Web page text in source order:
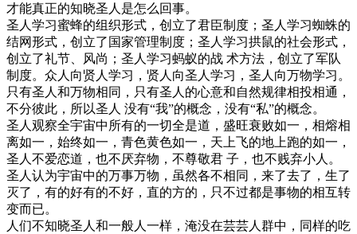
才能真正的知晓圣人是怎么回事。
圣人学习蜜蜂的组织形式，创立了君臣制度；圣人学习蜘蛛的
结网形式，创立了国家管理制度；圣人学习拱鼠的社会形式，
创立了礼节、风尚；圣人学习蚂蚁的战 术方法，创立了军队
制度。众人向贤人学习，贤人向圣人学习，圣人向万物学习。
只有圣人和万物相同，只有圣人的心意和自然规律相投相通，
不分彼此，所以圣人 没有“我”的概念，没有“私”的概念。
圣人观察全宇宙中所有的一切全是道，盛旺衰败如一，相熔相
离如一，始终如一，青色黄色如一，天上飞的地上跑的如一，
圣人不爱恋道，也不厌弃物，不尊敬君 子，也不贱弃小人。
圣人认为宇宙中的万事万物，虽然各不相同，来了去了，生了
灭了，有的好有的不好，直的方的，只不过都是事物的相互转
变而已。
人们不知晓圣人和一般人一样，淹没在芸芸人群中，同样的吃